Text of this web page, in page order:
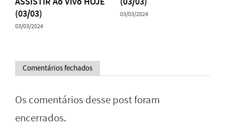
(03/03)
03/03/2024
03/03/2024
Comentários fechados
Os comentários desse post foram
encerrados.